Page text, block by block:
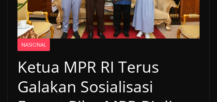
NASIONAL
Ketua MPR RI Terus
Galakan Sosialisasi